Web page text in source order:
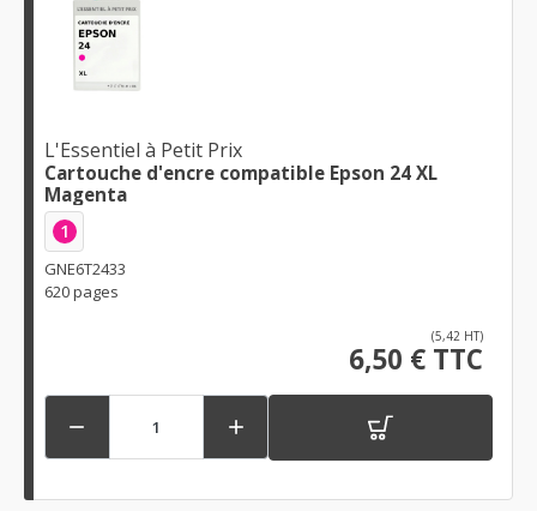
L'Essentiel à Petit Prix
Cartouche d'encre compatible Epson 24 XL
Magenta
1
GNE6T2433
620 pages
(5,42 HT)
6,50 € TTC
 